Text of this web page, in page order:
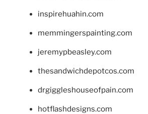
inspirehuahin.com
memmingerspainting.com
jeremypbeasley.com
thesandwichdepotcos.com
drgiggleshouseofpain.com
hotflashdesigns.com